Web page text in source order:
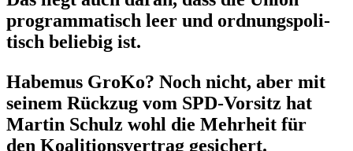
program­ma­tisch leer und ordnungs­po­li­
tisch beliebig ist.
Habemus GroKo? Noch nicht, aber mit
seinem Rückzug vom SPD-Vorsitz hat
Martin Schulz wohl die Mehrheit für
den Koali­ti­ons­vertrag gesichert.